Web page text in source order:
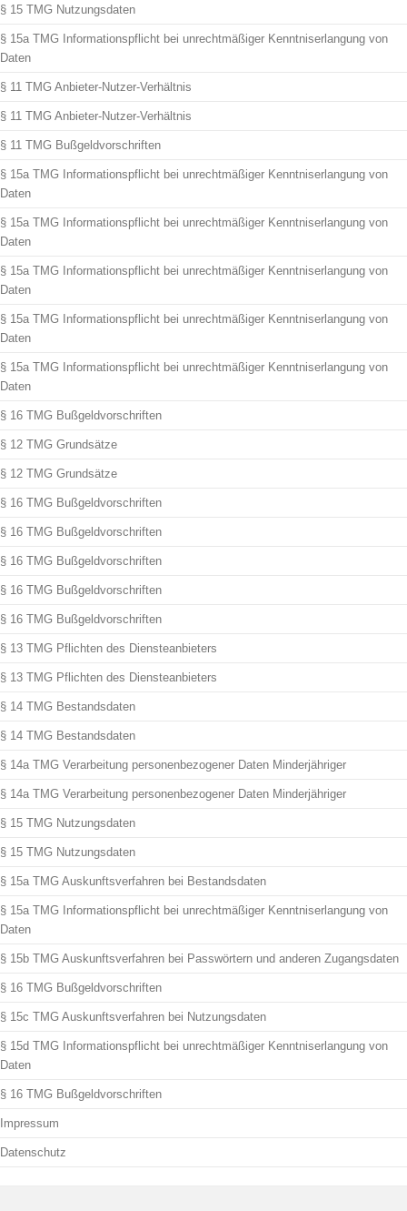
§ 15 TMG Nutzungsdaten
§ 15a TMG Informationspflicht bei unrechtmäßiger Kenntniserlangung von
Daten
§ 11 TMG Anbieter-Nutzer-Verhältnis
§ 11 TMG Anbieter-Nutzer-Verhältnis
§ 11 TMG Bußgeldvorschriften
§ 15a TMG Informationspflicht bei unrechtmäßiger Kenntniserlangung von
Daten
§ 15a TMG Informationspflicht bei unrechtmäßiger Kenntniserlangung von
Daten
§ 15a TMG Informationspflicht bei unrechtmäßiger Kenntniserlangung von
Daten
§ 15a TMG Informationspflicht bei unrechtmäßiger Kenntniserlangung von
Daten
§ 15a TMG Informationspflicht bei unrechtmäßiger Kenntniserlangung von
Daten
§ 16 TMG Bußgeldvorschriften
§ 12 TMG Grundsätze
§ 12 TMG Grundsätze
§ 16 TMG Bußgeldvorschriften
§ 16 TMG Bußgeldvorschriften
§ 16 TMG Bußgeldvorschriften
§ 16 TMG Bußgeldvorschriften
§ 16 TMG Bußgeldvorschriften
§ 13 TMG Pflichten des Diensteanbieters
§ 13 TMG Pflichten des Diensteanbieters
§ 14 TMG Bestandsdaten
§ 14 TMG Bestandsdaten
§ 14a TMG Verarbeitung personenbezogener Daten Minderjähriger
§ 14a TMG Verarbeitung personenbezogener Daten Minderjähriger
§ 15 TMG Nutzungsdaten
§ 15 TMG Nutzungsdaten
§ 15a TMG Auskunftsverfahren bei Bestandsdaten
§ 15a TMG Informationspflicht bei unrechtmäßiger Kenntniserlangung von
Daten
§ 15b TMG Auskunftsverfahren bei Passwörtern und anderen Zugangsdaten
§ 16 TMG Bußgeldvorschriften
§ 15c TMG Auskunftsverfahren bei Nutzungsdaten
§ 15d TMG Informationspflicht bei unrechtmäßiger Kenntniserlangung von
Daten
§ 16 TMG Bußgeldvorschriften
Impressum
Datenschutz